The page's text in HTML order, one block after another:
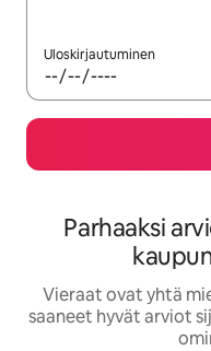
Uloskirjautuminen
Parhaaksi
Vieraat ovat yhtä
saaneet hyvät arviot